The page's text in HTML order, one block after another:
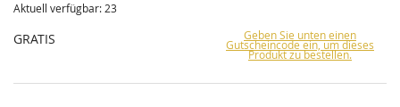
Aktuell verfügbar: 23
GRATIS Geben Sie unten einen
Gutscheincode ein, um dieses
Produkt zu bestellen.